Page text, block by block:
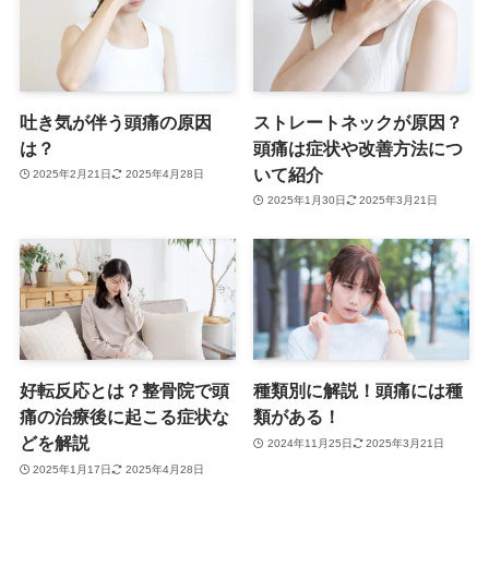
吐き気が伴う頭痛の原因
は？
2025年2月21日 2025年4月28日
ストレートネックが原因？
頭痛は症状や改善方法につ
いて紹介
2025年1月30日 2025年3月21日
好転反応とは？整骨院で頭
痛の治療後に起こる症状な
どを解説
2025年1月17日 2025年4月28日
種類別に解説！頭痛には種
類がある！
2024年11月25日 2025年3月21日